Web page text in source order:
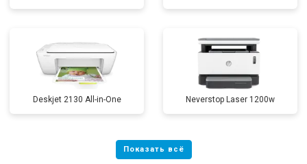
Deskjet 2130 All-in-One Neverstop Laser 1200w